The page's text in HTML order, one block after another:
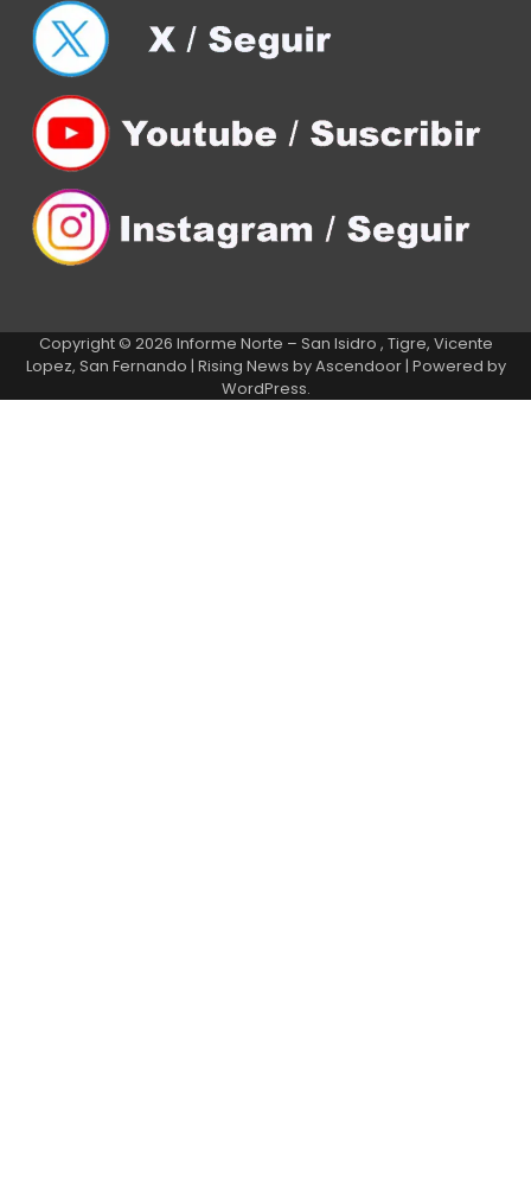
Copyright © 2026 Informe Norte – San Isidro , Tigre, Vicente
Lopez, San Fernando | Rising News byAscendoor| Powered by
WordPress.